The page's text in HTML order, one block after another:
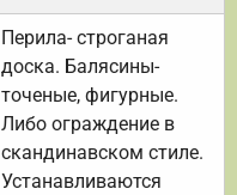
Перила- строганая
доска. Балясины-
точеные, фигурные.
Либо ограждение в
скандинавском стиле.
Устанавливаются